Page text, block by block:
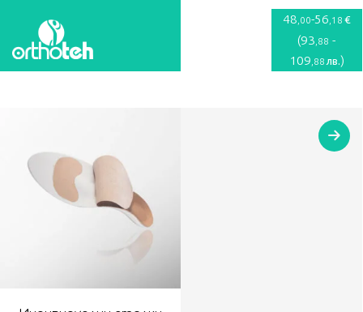
48 ,00-56 ,18 €
(93 ,88 -
109 ,88 лв.)